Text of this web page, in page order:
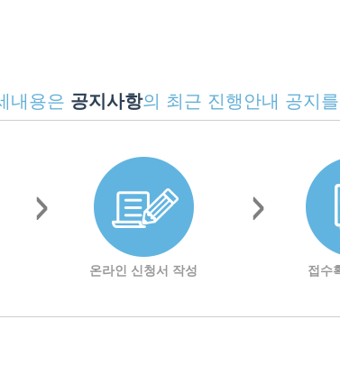
내용은 공지사항의 최근 진행안내 공지
온라인 신청서 작성 접수